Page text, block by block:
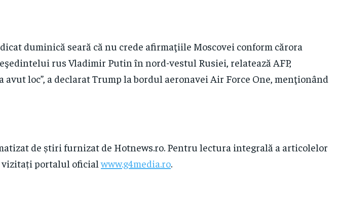
duminică seară că nu crede afirmaţiile Moscovei conform cărora
rus Vladimir Putin în nord-vestul Rusiei, relatează AFP,
avut loc”, a declarat Trump la bordul aeronavei Air Force One, menţionând
de știri furnizat de Hotnews.ro. Pentru lectura integrală a articolelor
vizitați portalul oficialwww.g4media.ro.